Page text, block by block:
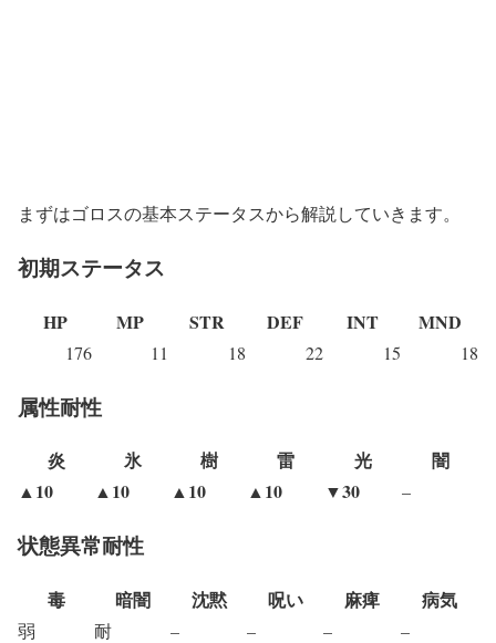
まずはゴロスの基本ステータスから解説していきます。
初期ステータス
HP MP STR DEF INT MND
176 11 18 22 15 18
属性耐性
炎 氷 樹 雷 光
闇
▲10
▲10 ▲10 ▲10 ▼30 –
状態異常耐性
毒 暗闇 沈黙 呪い 麻痺 病気
弱 耐 – – – –